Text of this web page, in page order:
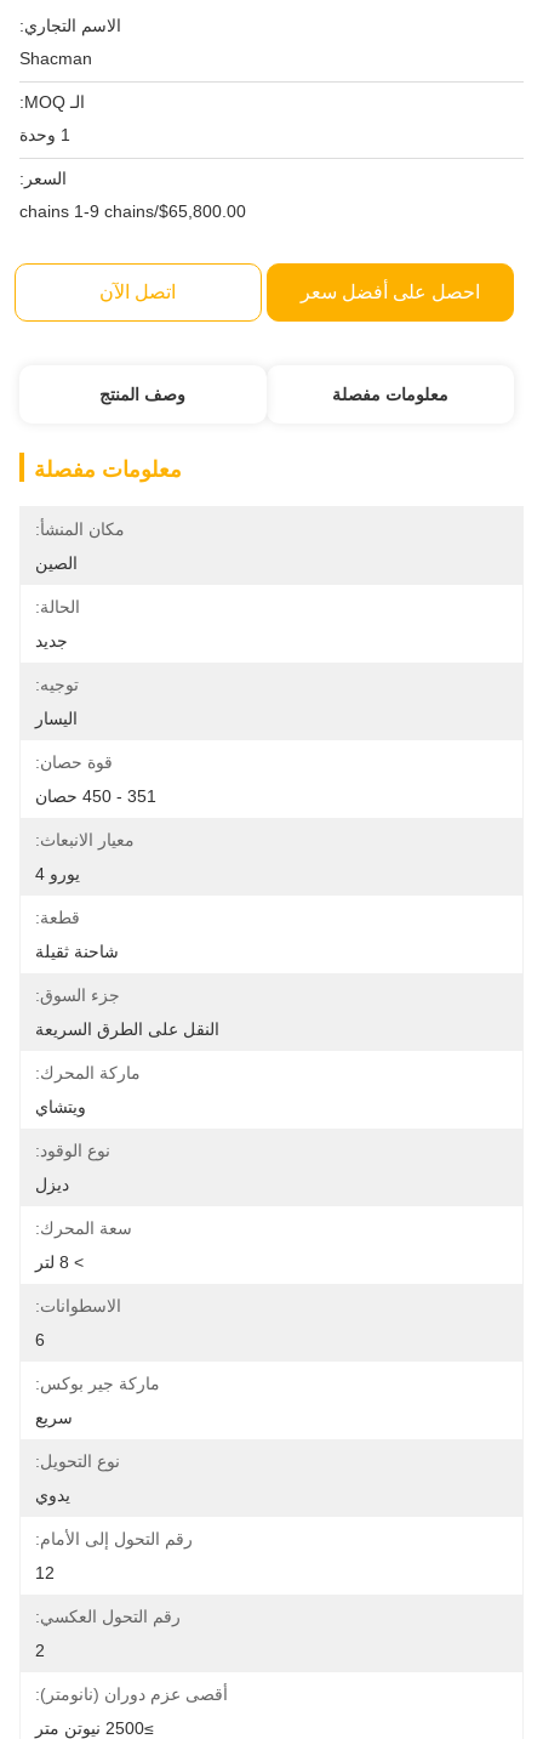
الاسم التجاري:
Shacman
الـ MOQ:
1 وحدة
السعر:
$65,800.00/chains 1-9 chains
احصل على أفضل سعر اتصل الآن
معلومات مفصلة وصف المنتج
معلومات مفصلة
مكان المنشأ:
الصين
الحالة:
جديد
توجيه:
اليسار
قوة حصان:
351 - 450 حصان
معيار الانبعاث:
يورو 4
قطعة:
شاحنة ثقيلة
جزء السوق:
النقل على الطرق السريعة
ماركة المحرك:
ويتشاي
نوع الوقود:
ديزل
سعة المحرك:
> 8 لتر
الاسطوانات:
6
ماركة جير بوكس:
سريع
نوع التحويل:
يدوي
رقم التحول إلى الأمام:
12
رقم التحول العكسي:
2
أقصى عزم دوران (نانومتر):
≥2500 نيوتن متر